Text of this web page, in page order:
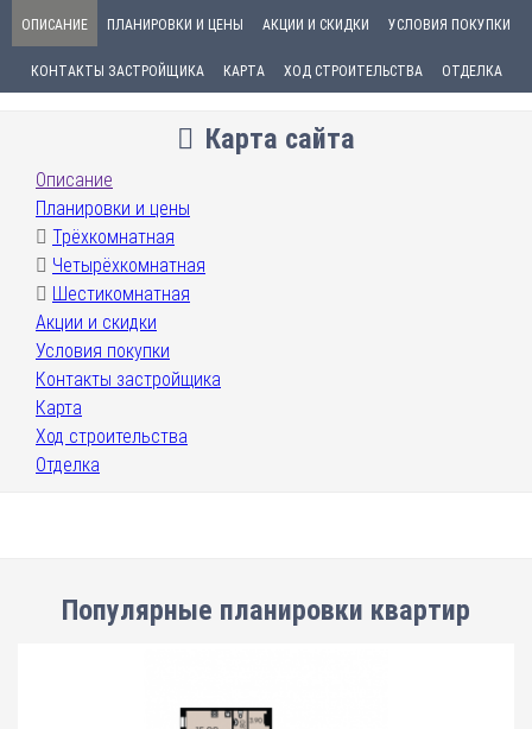
ОПИСАНИЕ ПЛАНИРОВКИ И ЦЕНЫ АКЦИИ И СКИДКИ УСЛОВИЯ ПОКУПКИ
КОНТАКТЫ ЗАСТРОЙЩИКА КАРТА ХОД СТРОИТЕЛЬСТВА ОТДЕЛКА
Карта сайта
Описание
Планировки и цены
Трёхкомнатная
Четырёхкомнатная
Шестикомнатная
Акции и скидки
Условия покупки
Контакты застройщика
Карта
Ход строительства
Отделка
Популярные планировки квартир